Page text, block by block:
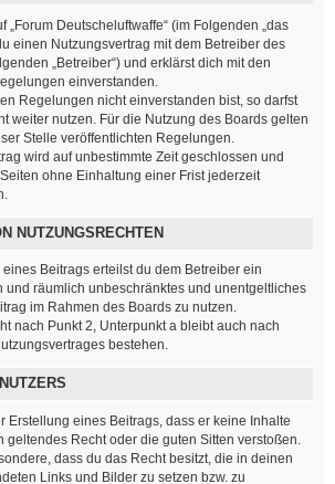
„Forum Deutscheluftwaffe“ (im Folgenden „das
einen Nutzungsvertrag mit dem Betreiber des
„Betreiber“) und erklärst dich mit den
einverstanden.
Regelungen nicht einverstanden bist, so darfst
weiter nutzen. Für die Nutzung des Boards gelten
Stelle veröffentlichten Regelungen.
wird auf unbestimmte Zeit geschlossen und
ohne Einhaltung einer Frist jederzeit
NUTZUNGSRECHTEN
eines Beitrags erteilst du dem Betreiber ein
und räumlich unbeschränktes und unentgeltliches
im Rahmen des Boards zu nutzen.
nach Punkt 2, Unterpunkt a bleibt auch nach
bestehen.
Erstellung eines Beitrags, dass er keine Inhalte
geltendes Recht oder die guten Sitten verstoßen.
dass du das Recht besitzt, die in deinen
Links und Bilder zu setzen bzw. zu